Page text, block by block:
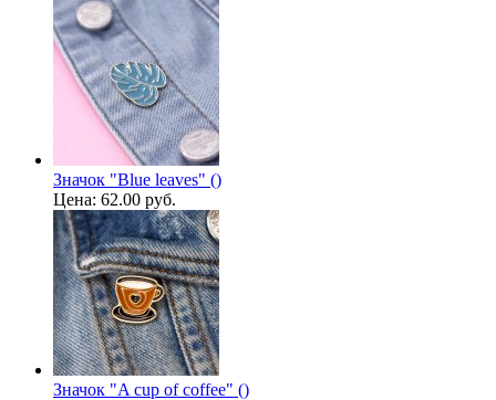
Значок "Blue leaves" ()
Цена: 62.00 руб.
Значок "A cup of coffee" ()